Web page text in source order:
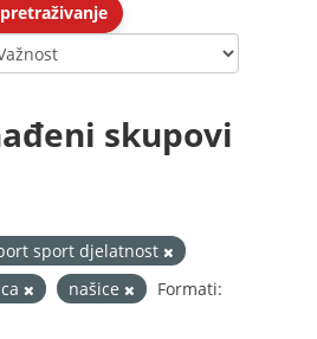
skupovi
sport djelatnost
našice
Formati: